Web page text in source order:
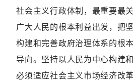
社会主义行政体制，最重要最
广大人民的根本利益出发，把
构建和完善政府治理体系的根
导向。坚持以人民为中心构建
必须适应社会主义市场经济改